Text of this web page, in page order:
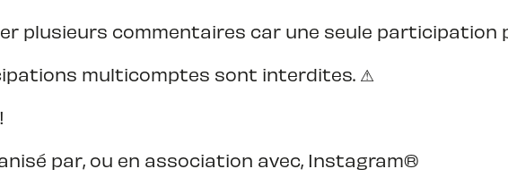
plusieurs commentaires car une seule participation
multicomptes sont interdites. ⚠
par, ou en association avec, Instagram®️